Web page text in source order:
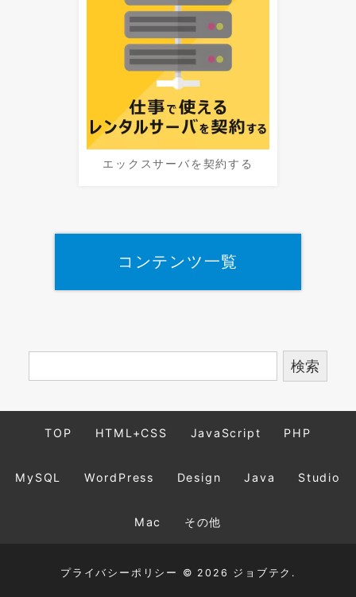
エックスサーバを契約する
コンテンツ一覧
TOP HTML+CSS JavaScript PHP
MySQL WordPress Design Java Studio
Mac その他
プライバシーポリシー © 2026 ジョブテク.